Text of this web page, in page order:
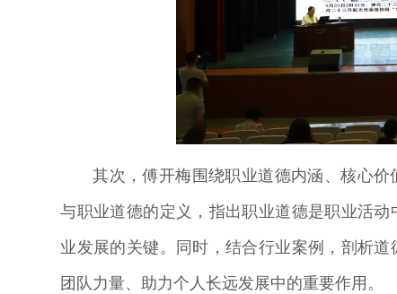
其次，傅开梅围绕职业道德内涵、核心
与职业道德的定义，指出职业道德是职业活
业发展的关键。同时，结合行业案例，剖析
团队力量、助力个人长远发展中的重要作用。